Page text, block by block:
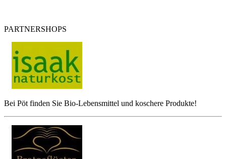
PARTNERSHOPS
Bei Pöt finden Sie Bio-Lebensmittel und koschere Produkte!